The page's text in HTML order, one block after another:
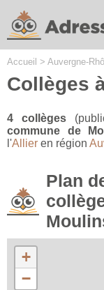
Accueil > Auvergne-
Collèges
4 collèges
commune de
l'Allier en région
Plan
+
−